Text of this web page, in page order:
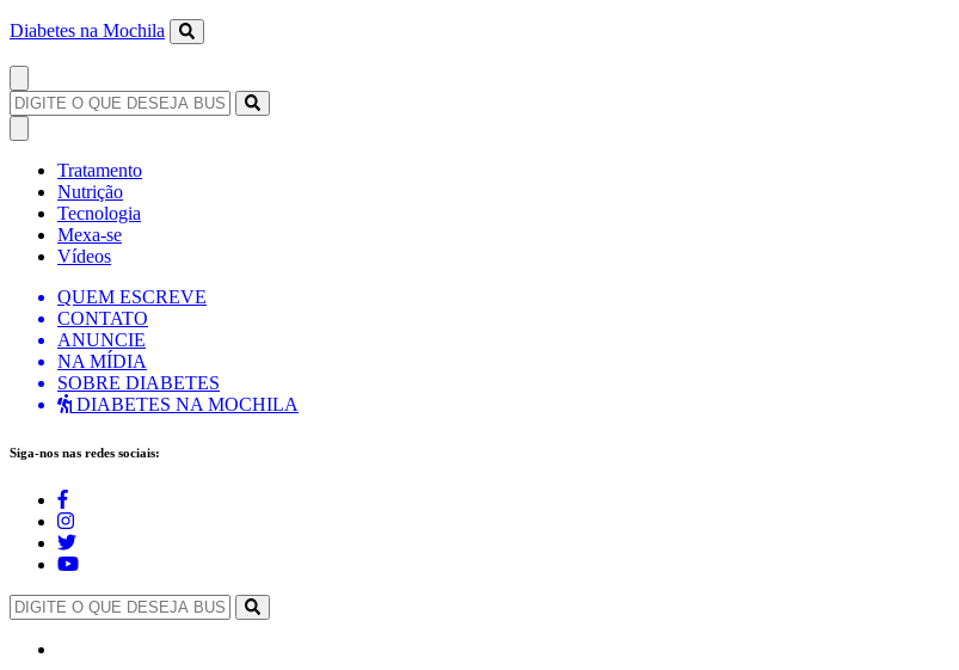
Diabetes na Mochila
Tratamento
Nutrição
Tecnologia
Mexa-se
Vídeos
QUEM ESCREVE
CONTATO
ANUNCIE
NA MÍDIA
SOBRE DIABETES
DIABETES NA MOCHILA
Siga-nos nas redes sociais: